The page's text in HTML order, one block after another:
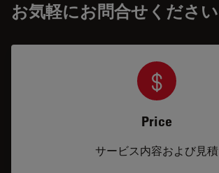
お気軽にお問合せください
Price
サービス内容および見積